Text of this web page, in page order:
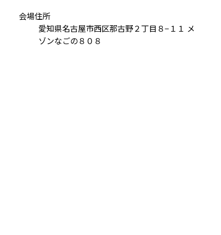
会場住所
愛知県名古屋市西区那古野２丁目８−１１ メ
ゾンなごの８０８